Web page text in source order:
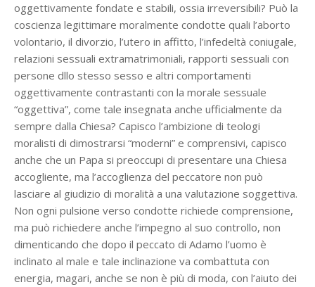
oggettivamente fondate e stabili, ossia irreversibili? Può la
coscienza legittimare moralmente condotte quali l’aborto
volontario, il divorzio, l’utero in affitto, l’infedeltà coniugale,
relazioni sessuali extramatrimoniali, rapporti sessuali con
persone dllo stesso sesso e altri comportamenti
oggettivamente contrastanti con la morale sessuale
“oggettiva”, come tale insegnata anche ufficialmente da
sempre dalla Chiesa? Capisco l’ambizione di teologi
moralisti di dimostrarsi “moderni” e comprensivi, capisco
anche che un Papa si preoccupi di presentare una Chiesa
accogliente, ma l’accoglienza del peccatore non può
lasciare al giudizio di moralità a una valutazione soggettiva.
Non ogni pulsione verso condotte richiede comprensione,
ma può richiedere anche l’impegno al suo controllo, non
dimenticando che dopo il peccato di Adamo l’uomo è
inclinato al male e tale inclinazione va combattuta con
energia, magari, anche se non è più di moda, con l’aiuto dei